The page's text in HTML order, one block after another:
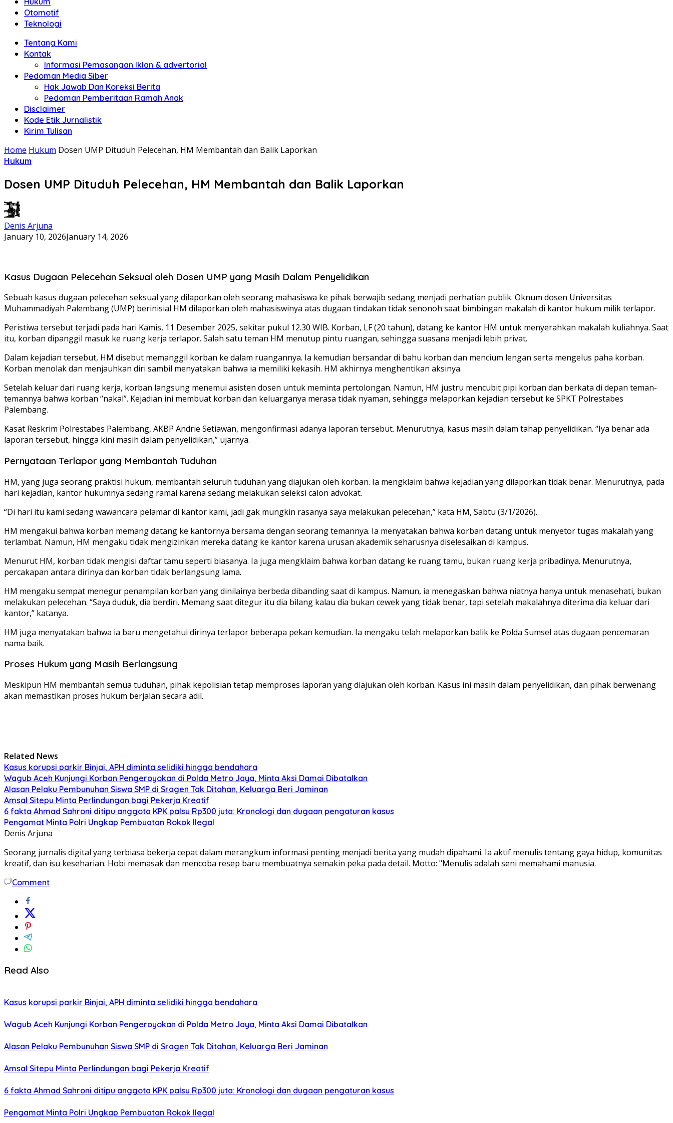
Otomotif
Teknologi
Tentang Kami
Kontak
Informasi Pemasangan Iklan & advertorial
Pedoman Media Siber
Hak Jawab Dan Koreksi Berita
Pedoman Pemberitaan Ramah Anak
Disclaimer
Kode Etik Jurnalistik
Kirim Tulisan
Home Hukum Dosen UMP Dituduh Pelecehan, HM Membantah dan Balik Laporkan
Hukum
Dosen UMP Dituduh Pelecehan, HM Membantah dan Balik Laporkan
Denis Arjuna
January 10, 2026January 14, 2026
Kasus Dugaan Pelecehan Seksual oleh Dosen UMP yang Masih Dalam Penyelidikan
Sebuah kasus dugaan pelecehan seksual yang dilaporkan oleh seorang mahasiswa ke pihak berwajib sedang menjadi perhatian publik. Oknum dosen Universitas
Muhammadiyah Palembang (UMP) berinisial HM dilaporkan oleh mahasiswinya atas dugaan tindakan tidak senonoh saat bimbingan makalah di kantor hukum milik terlapor.
Peristiwa tersebut terjadi pada hari Kamis, 11 Desember 2025, sekitar pukul 12.30 WIB. Korban, LF (20 tahun), datang ke kantor HM untuk menyerahkan makalah kuliahnya. Saat
itu, korban dipanggil masuk ke ruang kerja terlapor. Salah satu teman HM menutup pintu ruangan, sehingga suasana menjadi lebih privat.
Dalam kejadian tersebut, HM disebut memanggil korban ke dalam ruangannya. Ia kemudian bersandar di bahu korban dan mencium lengan serta mengelus paha korban.
Korban menolak dan menjauhkan diri sambil menyatakan bahwa ia memiliki kekasih. HM akhirnya menghentikan aksinya.
Setelah keluar dari ruang kerja, korban langsung menemui asisten dosen untuk meminta pertolongan. Namun, HM justru mencubit pipi korban dan berkata di depan teman-
temannya bahwa korban “nakal”. Kejadian ini membuat korban dan keluarganya merasa tidak nyaman, sehingga melaporkan kejadian tersebut ke SPKT Polrestabes
Palembang.
Kasat Reskrim Polrestabes Palembang, AKBP Andrie Setiawan, mengonfirmasi adanya laporan tersebut. Menurutnya, kasus masih dalam tahap penyelidikan. “Iya benar ada
laporan tersebut, hingga kini masih dalam penyelidikan,” ujarnya.
Pernyataan Terlapor yang Membantah Tuduhan
HM, yang juga seorang praktisi hukum, membantah seluruh tuduhan yang diajukan oleh korban. Ia mengklaim bahwa kejadian yang dilaporkan tidak benar. Menurutnya, pada
hari kejadian, kantor hukumnya sedang ramai karena sedang melakukan seleksi calon advokat.
“Di hari itu kami sedang wawancara pelamar di kantor kami, jadi gak mungkin rasanya saya melakukan pelecehan,” kata HM, Sabtu (3/1/2026).
HM mengakui bahwa korban memang datang ke kantornya bersama dengan seorang temannya. Ia menyatakan bahwa korban datang untuk menyetor tugas makalah yang
terlambat. Namun, HM mengaku tidak mengizinkan mereka datang ke kantor karena urusan akademik seharusnya diselesaikan di kampus.
Menurut HM, korban tidak mengisi daftar tamu seperti biasanya. Ia juga mengklaim bahwa korban datang ke ruang tamu, bukan ruang kerja pribadinya. Menurutnya,
percakapan antara dirinya dan korban tidak berlangsung lama.
HM mengaku sempat menegur penampilan korban yang dinilainya berbeda dibanding saat di kampus. Namun, ia menegaskan bahwa niatnya hanya untuk menasehati, bukan
melakukan pelecehan. “Saya duduk, dia berdiri. Memang saat ditegur itu dia bilang kalau dia bukan cewek yang tidak benar, tapi setelah makalahnya diterima dia keluar dari
kantor,” katanya.
HM juga menyatakan bahwa ia baru mengetahui dirinya terlapor beberapa pekan kemudian. Ia mengaku telah melaporkan balik ke Polda Sumsel atas dugaan pencemaran
nama baik.
Proses Hukum yang Masih Berlangsung
Meskipun HM membantah semua tuduhan, pihak kepolisian tetap memproses laporan yang diajukan oleh korban. Kasus ini masih dalam penyelidikan, dan pihak berwenang
akan memastikan proses hukum berjalan secara adil.
Related News
Kasus korupsi parkir Binjai, APH diminta selidiki hingga bendahara
Wagub Aceh Kunjungi Korban Pengeroyokan di Polda Metro Jaya, Minta Aksi Damai Dibatalkan
Alasan Pelaku Pembunuhan Siswa SMP di Sragen Tak Ditahan, Keluarga Beri Jaminan
Amsal Sitepu Minta Perlindungan bagi Pekerja Kreatif
6 fakta Ahmad Sahroni ditipu anggota KPK palsu Rp300 juta: Kronologi dan dugaan pengaturan kasus
Pengamat Minta Polri Ungkap Pembuatan Rokok Ilegal
Denis Arjuna
Seorang jurnalis digital yang terbiasa bekerja cepat dalam merangkum informasi penting menjadi berita yang mudah dipahami. Ia aktif menulis tentang gaya hidup, komunitas
kreatif, dan isu keseharian. Hobi memasak dan mencoba resep baru membuatnya semakin peka pada detail. Motto: "Menulis adalah seni memahami manusia.
Comment
Read Also
Kasus korupsi parkir Binjai, APH diminta selidiki hingga bendahara
Wagub Aceh Kunjungi Korban Pengeroyokan di Polda Metro Jaya, Minta Aksi Damai Dibatalkan
Alasan Pelaku Pembunuhan Siswa SMP di Sragen Tak Ditahan, Keluarga Beri Jaminan
Amsal Sitepu Minta Perlindungan bagi Pekerja Kreatif
6 fakta Ahmad Sahroni ditipu anggota KPK palsu Rp300 juta: Kronologi dan dugaan pengaturan kasus
Pengamat Minta Polri Ungkap Pembuatan Rokok Ilegal